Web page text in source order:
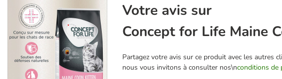
Votre avis sur
Concept for Life Maine
Partagez votre avis sur ce produit avec les autres
nous vous invitons à consulter nos\nconditions de